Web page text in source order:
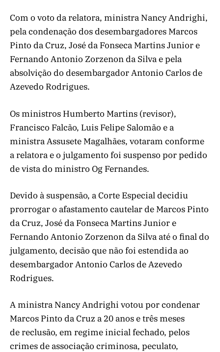
Com o voto da relatora, ministra Nancy Andrighi,
pela condenação dos desembargadores Marcos
Pinto da Cruz, José da Fonseca Martins Junior e
Fernando Antonio Zorzenon da Silva e pela
absolvição do desembargador Antonio Carlos de
Azevedo Rodrigues.
Os ministros Humberto Martins (revisor),
Francisco Falcão, Luis Felipe Salomão e a
ministra Assusete Magalhães, votaram conforme
a relatora e o julgamento foi suspenso por pedido
de vista do ministro Og Fernandes.
Devido à suspensão, a Corte Especial decidiu
prorrogar o afastamento cautelar de Marcos Pinto
da Cruz, José da Fonseca Martins Junior e
Fernando Antonio Zorzenon da Silva até o final do
julgamento, decisão que não foi estendida ao
desembargador Antonio Carlos de Azevedo
Rodrigues.
A ministra Nancy Andrighi votou por condenar
Marcos Pinto da Cruz a 20 anos e três meses
de reclusão, em regime inicial fechado, pelos
crimes de associação criminosa, peculato,